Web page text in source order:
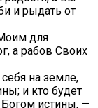
и рыдать от
для
а рабов Своих
на земле,
и кто будет
Богом истины, —